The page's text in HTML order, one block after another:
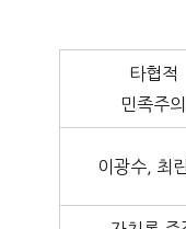
타협적
민족주의
이광수, 최